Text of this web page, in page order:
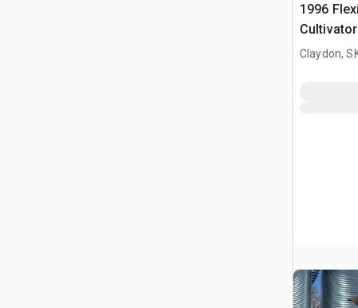
1996
Cultivator
Claydon,